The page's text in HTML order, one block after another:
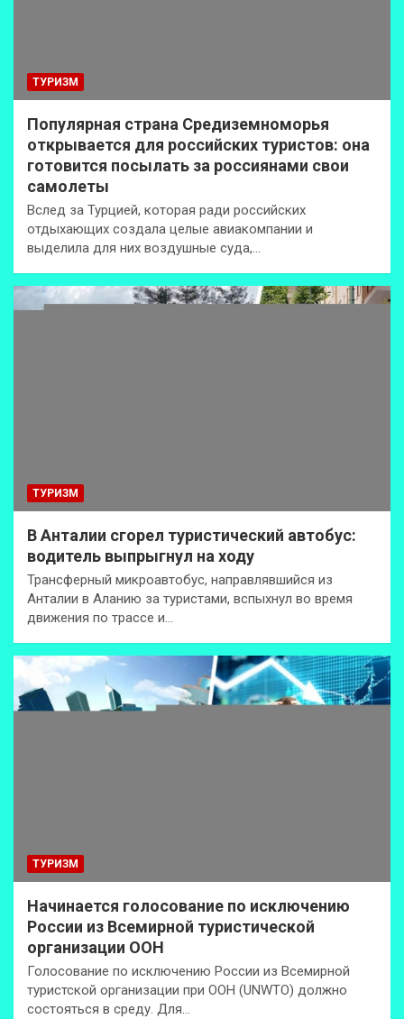
ТУРИЗМ
Популярная страна Средиземноморья
открывается для российских туристов: она
готовится посылать за россиянами свои
самолеты
Вслед за Турцией, которая ради российских
отдыхающих создала целые авиакомпании и
выделила для них воздушные суда,…
ТУРИЗМ
В Анталии сгорел туристический автобус:
водитель выпрыгнул на ходу
Трансферный микроавтобус, направлявшийся из
Анталии в Аланию за туристами, вспыхнул во время
движения по трассе и…
ТУРИЗМ
Начинается голосование по исключению
России из Всемирной туристической
организации ООН
Голосование по исключению России из Всемирной
туристской организации при ООН (UNWTO) должно
состояться в среду. Для…